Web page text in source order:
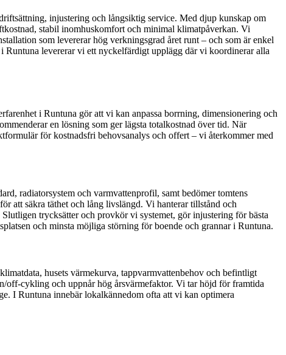
injustering och långsiktig service. Med djup kunskap om
stabil inomhuskomfort och minimal klimatpåverkan. Vi
som levererar hög verkningsgrad året runt – och som är enkel
Runtuna levererar vi ett nyckelfärdigt upplägg där vi koordinerar alla
i Runtuna gör att vi kan anpassa borrning, dimensionering och
en lösning som ger lägsta totalkostnad över tid. När
för kostnadsfri behovsanalys och offert – vi återkommer med
radiatorsystem och varmvattenprofil, samt bedömer tomtens
att säkra täthet och lång livslängd. Vi hanterar tillstånd och
trycksätter och provkör vi systemet, gör injustering för bästa
och minsta möjliga störning för boende och grannar i Runtuna.
husets värmekurva, tappvarmvattenbehov och befintligt
off-cykling och uppnår hög årsvärmefaktor. Vi tar höjd för framtida
I Runtuna innebär lokalkännedom ofta att vi kan optimera